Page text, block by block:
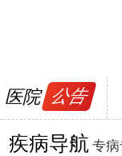
医院 公告
疾病导航 专